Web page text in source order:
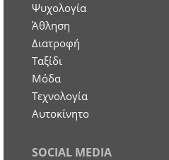
Ψυχολογία
Άθληση
Διατροφή
Ταξίδι
Μόδα
Τεχνολογία
Αυτοκίνητο
SOCIAL MEDIA